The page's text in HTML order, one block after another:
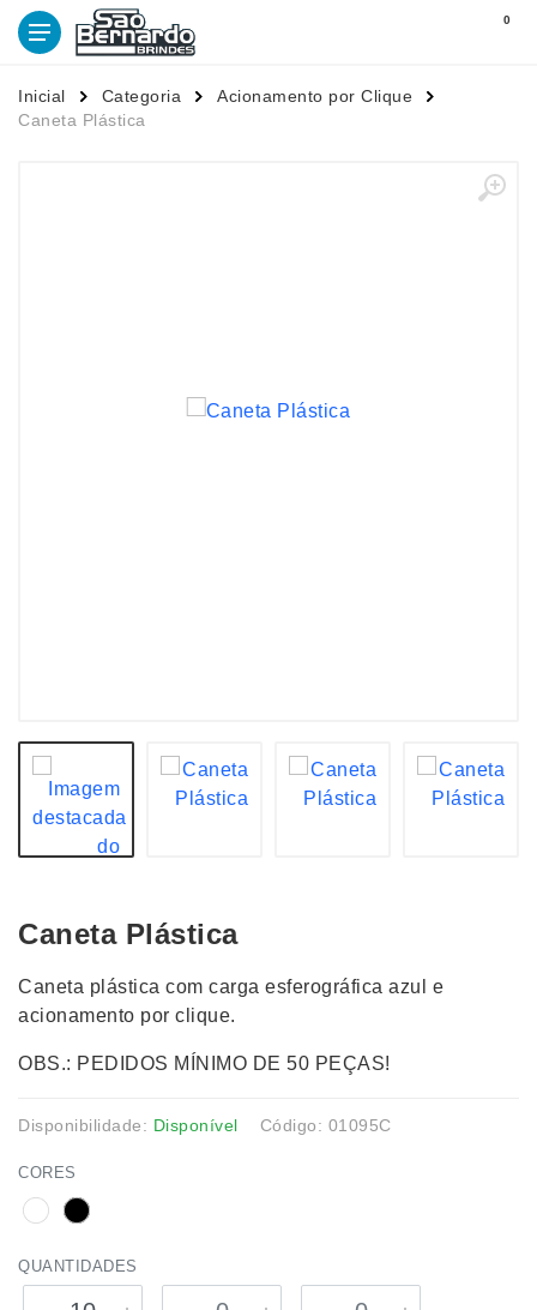
0
Inicial Categoria
Acionamento por Clique
Caneta Plástica
Caneta Plástica
Caneta plástica com carga esferográfica azul e
acionamento por clique.
OBS.: PEDIDOS MÍNIMO DE 50 PEÇAS!
Disponibilidade: Disponível Código: 01095C
CORES
QUANTIDADES